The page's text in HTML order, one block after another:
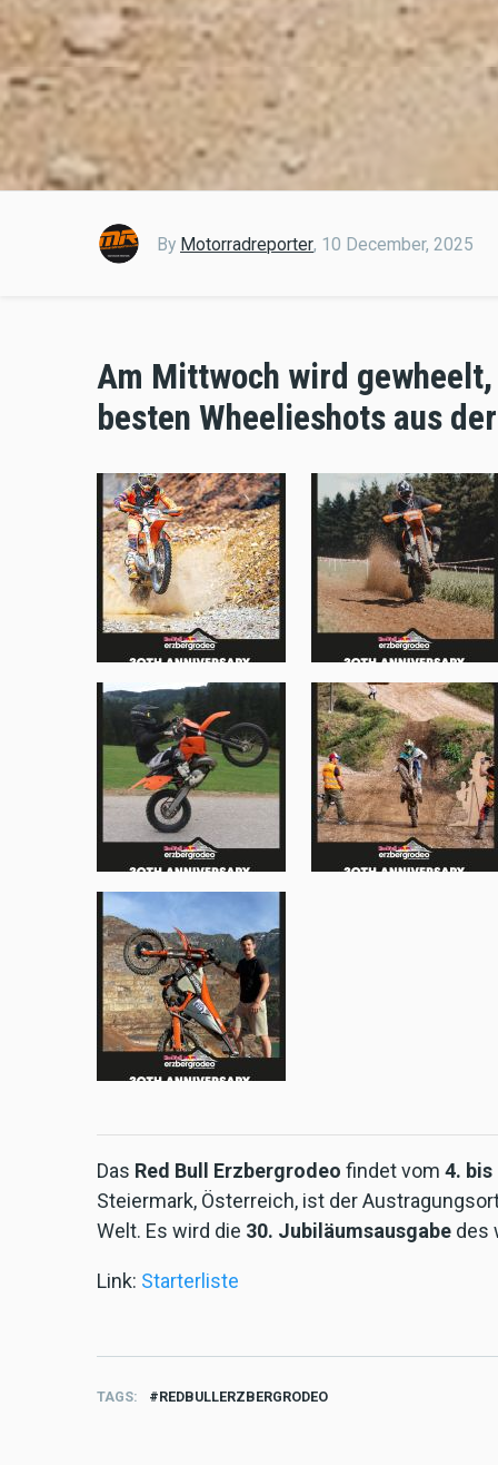
By Motorradreporter, 10 December, 2025
Am Mittwoch wird
besten Wheelieshots aus
Das Red Bull Erzbergrodeo findet vom 4. bis
Steiermark, Österreich, ist der
Welt. Es wird die 30. Jubiläumsausgabe des
Link: Starterliste
TAGS REDBULLERZBERGRODEO